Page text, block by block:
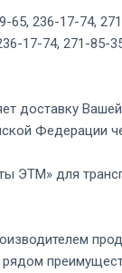
65, 236-17-74,
17-74, 271-85-
доставку
Федерации
ЭТМ» для